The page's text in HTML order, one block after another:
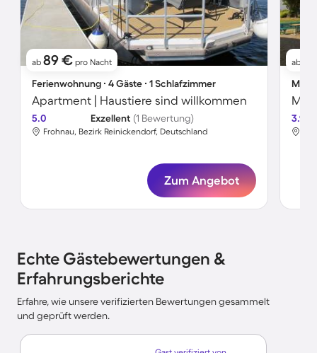
ab 89 € pro Nacht
Ferienwohnung ∙ 4 Gäste ∙ 1 Schlafzimmer
Apartment | Haustiere sind willkommen
5.0 Exzellent (1 Bewertung)
Frohnau, Bezirk Reinickendorf, Deutschland
Zum Angebot
ab
3.9
Echte Gästebewertungen &
Erfahrungsberichte
Erfahre, wie unsere verifizierten Bewertungen gesammelt
und geprüft werden.